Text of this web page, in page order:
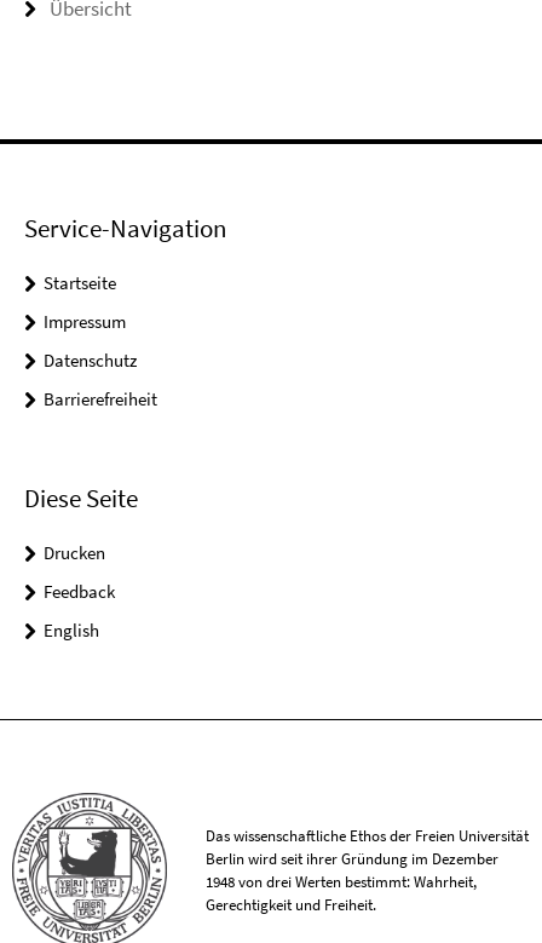
Übersicht
Service-Navigation
Startseite
Impressum
Datenschutz
Barrierefreiheit
Diese Seite
Drucken
Feedback
English
Das wissenschaftliche Ethos der Freien Universität
Berlin wird seit ihrer Gründung im Dezember
1948 von drei Werten bestimmt: Wahrheit,
Gerechtigkeit und Freiheit.